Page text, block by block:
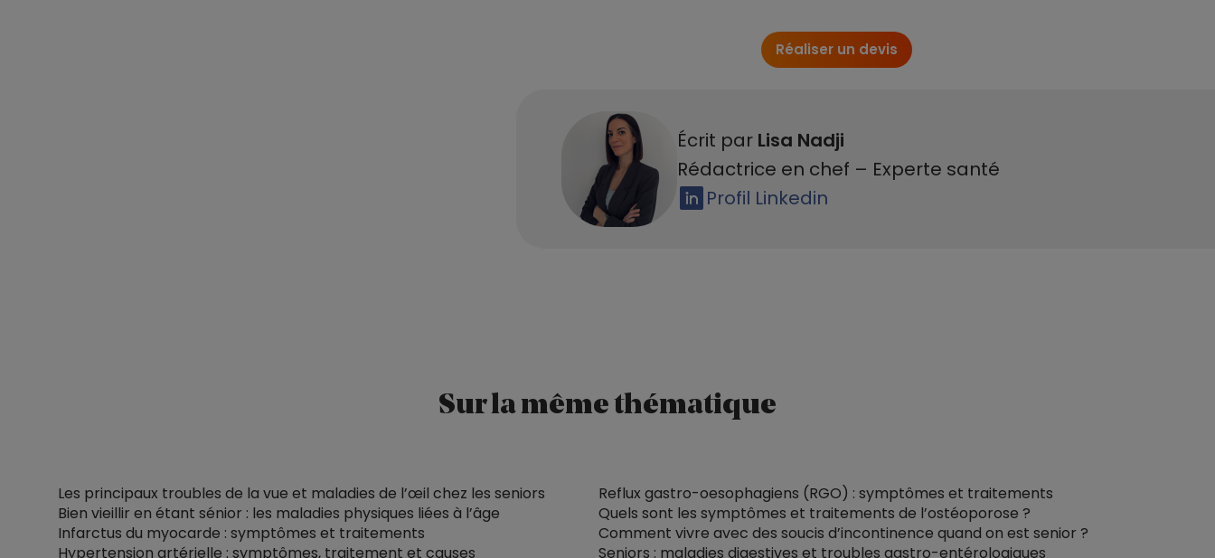
Réaliser un devis
Écrit par Lisa Nadji
Rédactrice en chef – Experte santé
Profil Linkedin
Sur la même thématique
Les principaux troubles de la vue et maladies de l’œil chez les seniors
Reflux gastro-oesophagiens (RGO) : symptômes et traitements
Bien vieillir en étant sénior : les maladies physiques liées à l’âge
Quels sont les symptômes et traitements de l’ostéoporose ?
Infarctus du myocarde : symptômes et traitements
Comment vivre avec des soucis d’incontinence quand on est senior ?
Hypertension artérielle : symptômes, traitement et causes
Seniors : maladies digestives et troubles gastro-entérologiques